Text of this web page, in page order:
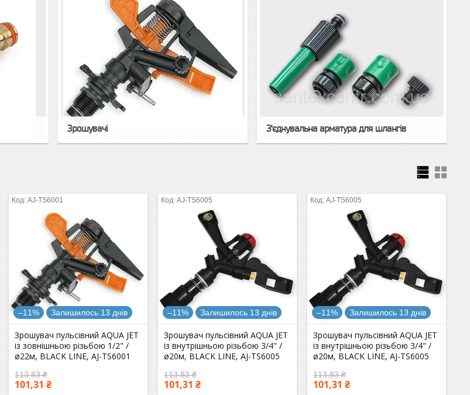
Зрошувачі З'єднувальна арматура для шлангів
AJ-TS6001
–11% Залишилось 13 днів
Зрошувач пульсівний AQUA JET
із зовнішньою різьбою 1/2" /
ø22м, BLACK LINE, AJ-TS6001
113,83 ₴
101,31 ₴
AJ-TS6005
–11% Залишилось 13 днів
Зрошувач пульсівний AQUA JET
із внутрішньою різьбою 3/4" /
ø20м, BLACK LINE, AJ-TS6005
113,83 ₴
101,31 ₴
AJ-TS6005
–11% Залишилось 13 днів
Зрошувач пульсівний AQUA JET
із внутрішньою різьбою 3/4" /
ø20м, BLACK LINE, AJ-TS6005
113,83 ₴
101,31 ₴